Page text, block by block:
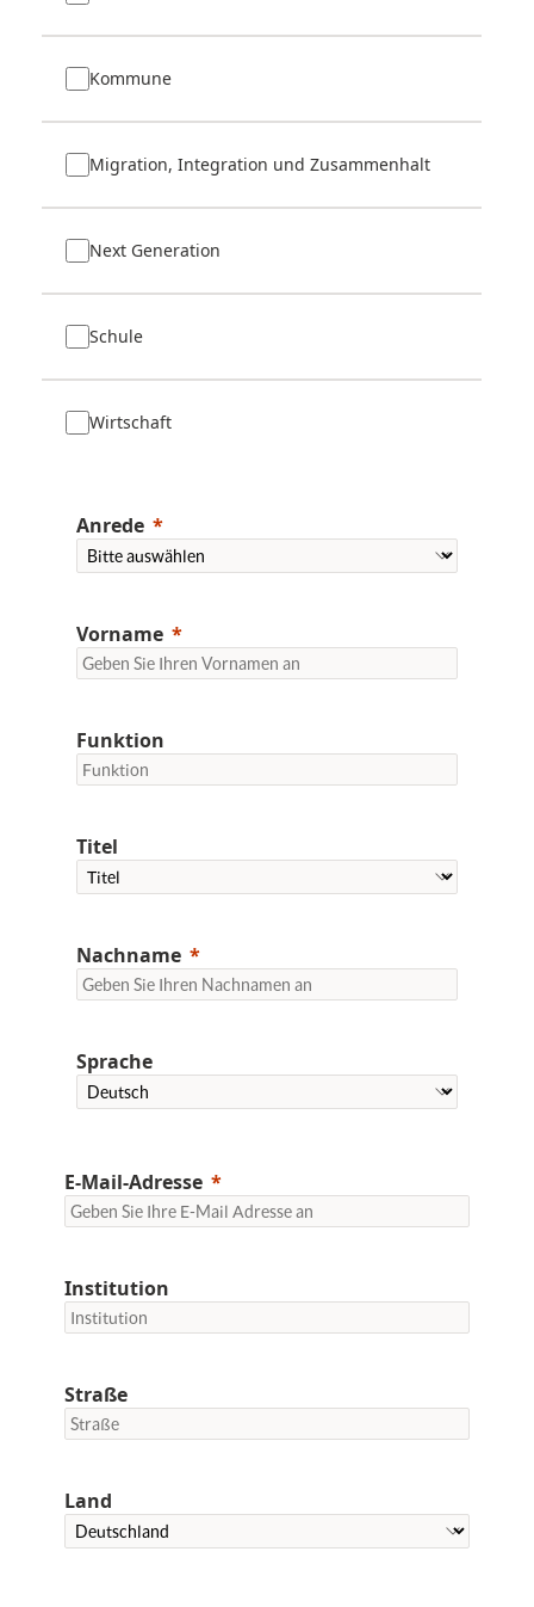
Kommune
Migration, Integration und Zusammenhalt
Next Generation
Schule
Wirtschaft
Anrede
Vorname
Funktion
Titel
Nachname
Sprache
E-Mail-Adresse
Institution
Straße
Land